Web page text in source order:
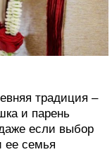
традиция –
и парень
если выбор
ее семья